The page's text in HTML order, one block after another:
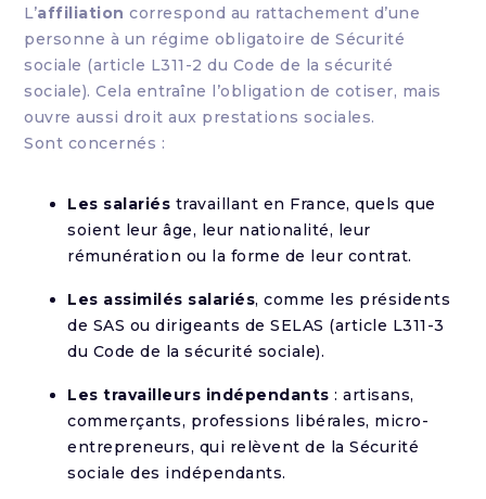
L’affiliation correspond au rattachement d’une
personne à un régime obligatoire de Sécurité
sociale (article L311-2 du Code de la sécurité
sociale). Cela entraîne l’obligation de cotiser, mais
ouvre aussi droit aux prestations sociales.
Sont concernés :
Les salariés travaillant en France, quels que
soient leur âge, leur nationalité, leur
rémunération ou la forme de leur contrat.
Les assimilés salariés, comme les présidents
de SAS ou dirigeants de SELAS (article L311-3
du Code de la sécurité sociale).
Les travailleurs indépendants : artisans,
commerçants, professions libérales, micro-
entrepreneurs, qui relèvent de la Sécurité
sociale des indépendants.